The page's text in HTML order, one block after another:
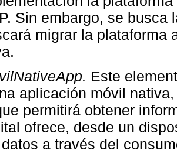
Sin embargo, se busca
migrar la plataforma
Este
aplicación móvil
permitirá obtener
ofrece, desde un
a través del